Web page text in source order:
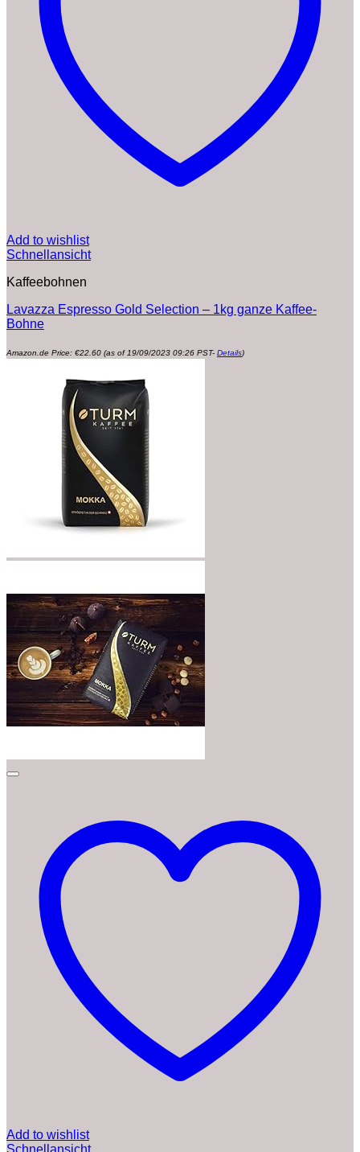
Add to wishlist
Schnellansicht
Kaffeebohnen
Lavazza Espresso Gold Selection – 1kg ganze Kaffee-
Bohne
Amazon.de Price: €22.60 (as of 19/09/2023 09:26 PST- Details)
Add to wishlist